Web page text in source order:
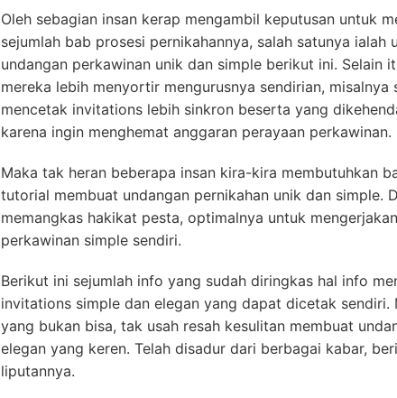
Oleh sebagian insan kerap mengambil keputusan untuk
sejumlah bab prosesi pernikahannya, salah satunya ialah
undangan perkawinan unik dan simple berikut ini. Selain
mereka lebih menyortir mengurusnya sendirian, misalnya
mencetak invitations lebih sinkron beserta yang
karena ingin menghemat anggaran perayaan perkawinan.
Maka tak heran beberapa insan kira-kira membutuhkan
tutorial membuat undangan pernikahan unik dan simple.
memangkas hakikat pesta, optimalnya untuk
perkawinan simple sendiri.
Berikut ini sejumlah info yang sudah diringkas hal info
invitations simple dan elegan yang dapat dicetak sendiri.
yang bukan bisa, tak usah resah kesulitan membuat
elegan yang keren. Telah disadur dari berbagai kabar,
liputannya.